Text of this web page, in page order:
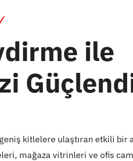
ile
kitlelere ulaştıran etkili bir
mağaza vitrinleri ve ofis